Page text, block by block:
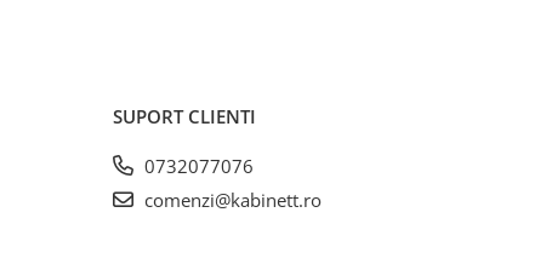
SUPORT CLIENTI
0732077076
comenzi@kabinett.ro